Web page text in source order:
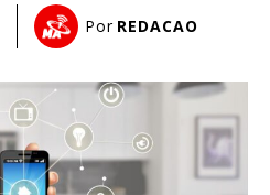
Por REDACAO